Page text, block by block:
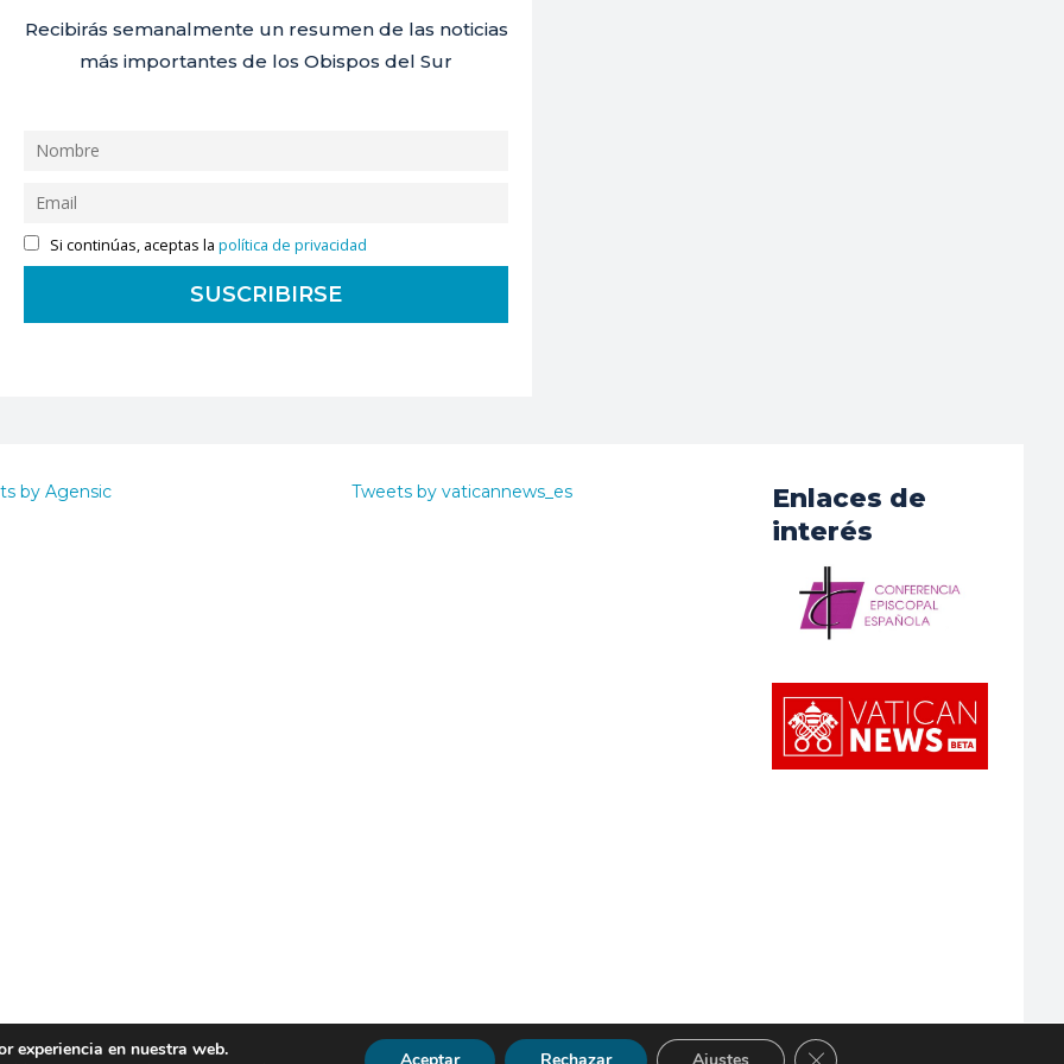
Recibirás semanalmente un resumen de las noticias
más importantes de los Obispos del Sur
Si continúas, aceptas lapolítica de privacidad
by Agensic Tweets by vaticannews_es
Enlaces de
interés
experiencia en nuestra web.
Cerrar el banner de cookies